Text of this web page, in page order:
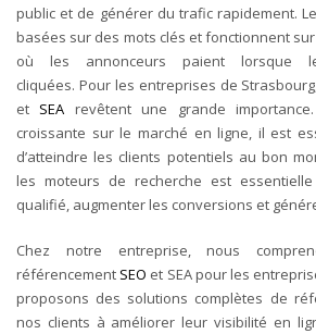
public et de générer du trafic rapidement.
basées sur des mots clés et fonctionnent sur
où les annonceurs paient lorsque
cliquées. Pour les entreprises de
et SEA revêtent une grande
croissante sur le marché en ligne, il est
d’atteindre les clients potentiels au bon
les moteurs de recherche est
qualifié, augmenter les conversions et
Chez notre entreprise, nous
référencement SEO et SEA pour les
proposons des solutions complètes de
nos clients à améliorer leur visibilité en